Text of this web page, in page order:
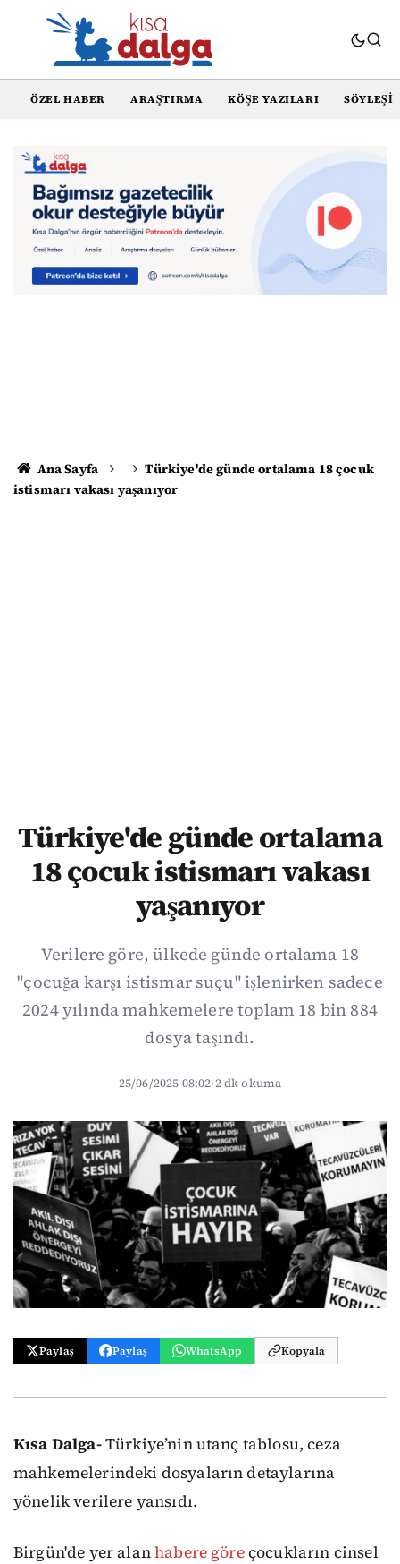
ÖZEL HABER ARAŞTIRMA KÖŞE YAZILARI SÖYLEŞI
Ana Sayfa
Türkiye'de günde ortalama 18 çocuk
istismarı vakası yaşanıyor
Türkiye'de günde ortalama
18 çocuk istismarı vakası
yaşanıyor
Verilere göre, ülkede günde ortalama 18
"çocuğa karşı istismar suçu" işlenirken sadece
2024 yılında mahkemelere toplam 18 bin 884
dosya taşındı.
25/06/2025 08:02·2 dk okuma
Paylaş Paylaş WhatsApp Kopyala
Kısa Dalga-Türkiye’nin utanç tablosu, ceza
mahkemelerindeki dosyaların detaylarına
yönelik verilere yansıdı.
Birgün'de yer alanhabere göreçocukların cinsel